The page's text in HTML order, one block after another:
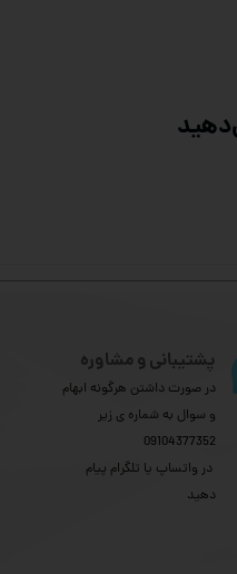
پشتیبانی و مشاوره
در صورت داشتن هرگونه ابهام
و سوال به شماره ی زیر
09104377352
​​​​​​​ در واتساپ یا تلگرام پیام
دهید